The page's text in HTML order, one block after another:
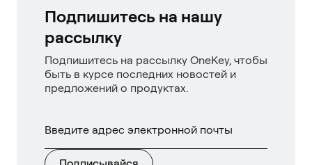
Подпишитесь на нашу
рассылку
Подпишитесь на рассылку OneKey, чтобы
быть в курсе последних новостей и
предложений о продуктах.